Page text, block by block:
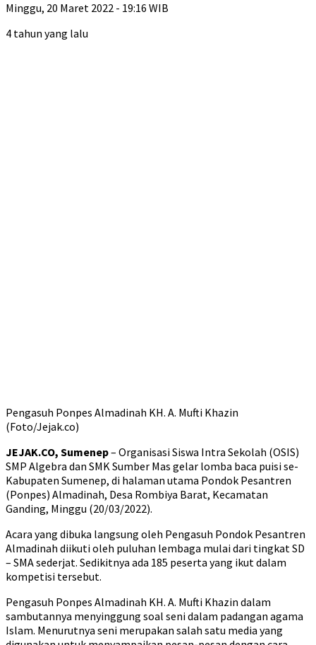
Minggu, 20 Maret 2022 - 19:16 WIB
4 tahun yang lalu
Pengasuh Ponpes Almadinah KH. A. Mufti Khazin
(Foto/Jejak.co)
JEJAK.CO, Sumenep– Organisasi Siswa Intra Sekolah (OSIS)
SMP Algebra dan SMK Sumber Mas gelar lomba baca puisi se-
Kabupaten Sumenep, di halaman utama Pondok Pesantren
(Ponpes) Almadinah, Desa Rombiya Barat, Kecamatan
Ganding, Minggu (20/03/2022).
Acara yang dibuka langsung oleh Pengasuh Pondok Pesantren
Almadinah diikuti oleh puluhan lembaga mulai dari tingkat SD
– SMA sederjat. Sedikitnya ada 185 peserta yang ikut dalam
kompetisi tersebut.
Pengasuh Ponpes Almadinah KH. A. Mufti Khazin dalam
sambutannya menyinggung soal seni dalam padangan agama
Islam. Menurutnya seni merupakan salah satu media yang